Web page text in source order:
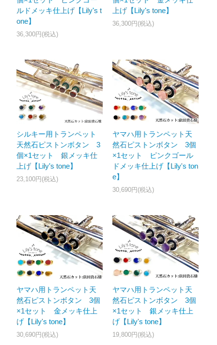
ルドメッキ仕上げ【Lily's t
one】
36,300円(税込)
上げ【Lily's tone】
36,300円(税込)
シルキー用トランペット
天然石ピストンボタン 3
個×1セット 銀メッキ仕
上げ【Lily's tone】
23,100円(税込)
ヤマハ用トランペット天
然石ピストンボタン 3個
×1セット ピンクゴール
ドメッキ仕上げ【Lily's ton
e】
30,690円(税込)
ヤマハ用トランペット天
然石ピストンボタン 3個
×1セット 金メッキ仕上
げ【Lily's tone】
30,690円(税込)
ヤマハ用トランペット天
然石ピストンボタン 3個
×1セット 銀メッキ仕上
げ【Lily's tone】
19,800円(税込)